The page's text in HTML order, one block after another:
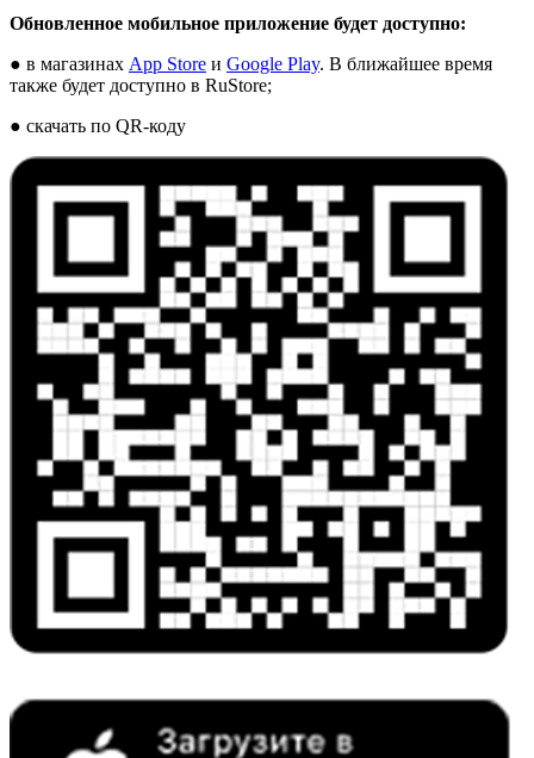
Обновленное мобильное приложение будет доступно:
● в магазинах App Store и Google Play. В ближайшее время
также будет доступно в RuStore;
● скачать по QR-коду